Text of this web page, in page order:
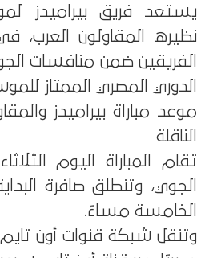
يستعد فريق بيراميدز
نظيره المقاولون العرب،
الفريقين ضمن منافسات
الدوري المصري الممتاز
موعد مباراة بيراميدز
الناقلة
تقام المباراة اليوم
الجوي، وتنطلق صافرة
الخامسة مساءً.
وتنقل شبكة قنوات أون